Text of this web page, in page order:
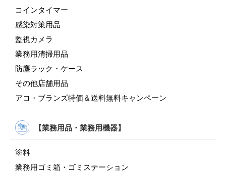
コインタイマー
感染対策用品
監視カメラ
業務用清掃用品
防塵ラック・ケース
その他店舗用品
アコ・ブランズ特価＆送料無料キャンペーン
【業務用品・業務用機器】
塗料
業務用ゴミ箱・ゴミステーション